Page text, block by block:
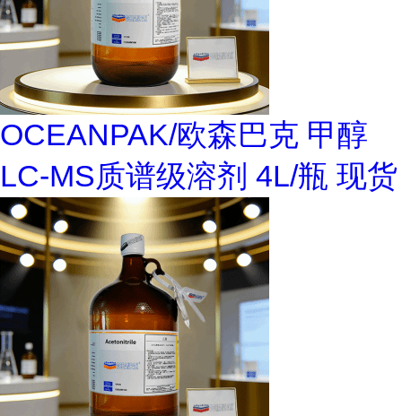
OCEANPAK/欧森巴克 甲醇
LC-MS质谱级溶剂 4L/瓶 现货